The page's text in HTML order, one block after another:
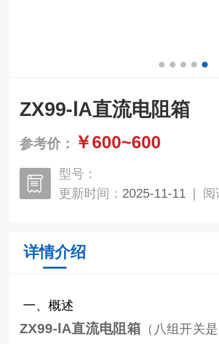
ZX99-ⅠA直流电阻箱
参考价： ￥600~600
型号：
更新时间： 2025-11-11 | 阅
详情介绍
一、概述
ZX99-ⅠA直流电阻箱 （八组开关